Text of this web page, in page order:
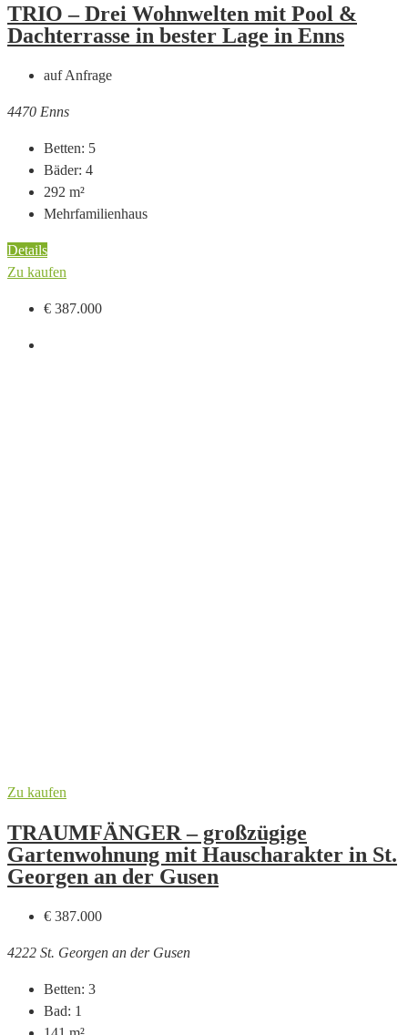
TRIO – Drei Wohnwelten mit Pool &
Dachterrasse in bester Lage in Enns
auf Anfrage
4470 Enns
Betten: 5
Bäder: 4
292 m²
Mehrfamilienhaus
Details
Zu kaufen
€ 387.000
Zu kaufen
TRAUMFÄNGER – großzügige
Gartenwohnung mit Hauscharakter in St.
Georgen an der Gusen
€ 387.000
4222 St. Georgen an der Gusen
Betten: 3
Bad: 1